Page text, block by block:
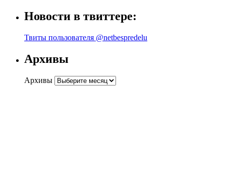
Новости в твиттере:
Твиты пользователя @netbespredelu
Архивы
Архивы